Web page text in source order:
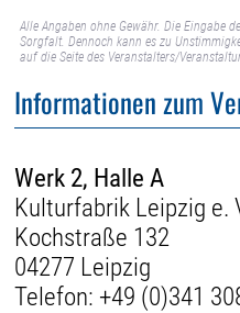
Alle Angaben ohne Gewähr. Die Eingabe
Sorgfalt. Dennoch kann es zu
auf die Seite des Veranstalters/
Informationen zum
Werk 2, Halle A
Kulturfabrik Leipzig e.
Kochstraße 132
04277 Leipzig
Telefon: +49 (0)341